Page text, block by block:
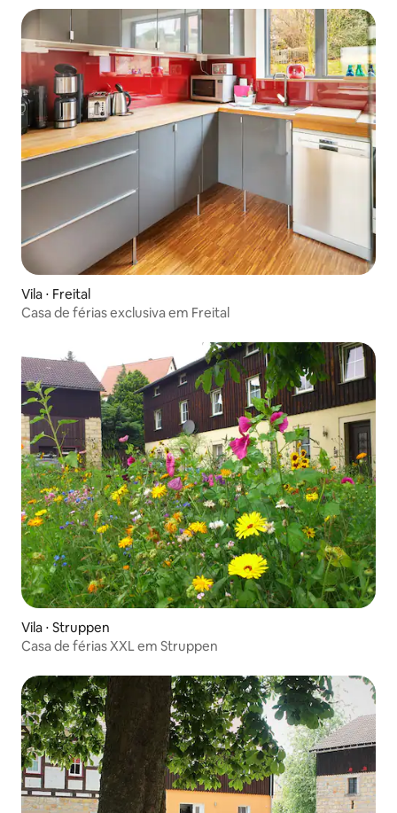
Vila ⋅ Freital
Casa de férias exclusiva em Freital
Vila ⋅ Struppen
Casa de férias XXL em Struppen